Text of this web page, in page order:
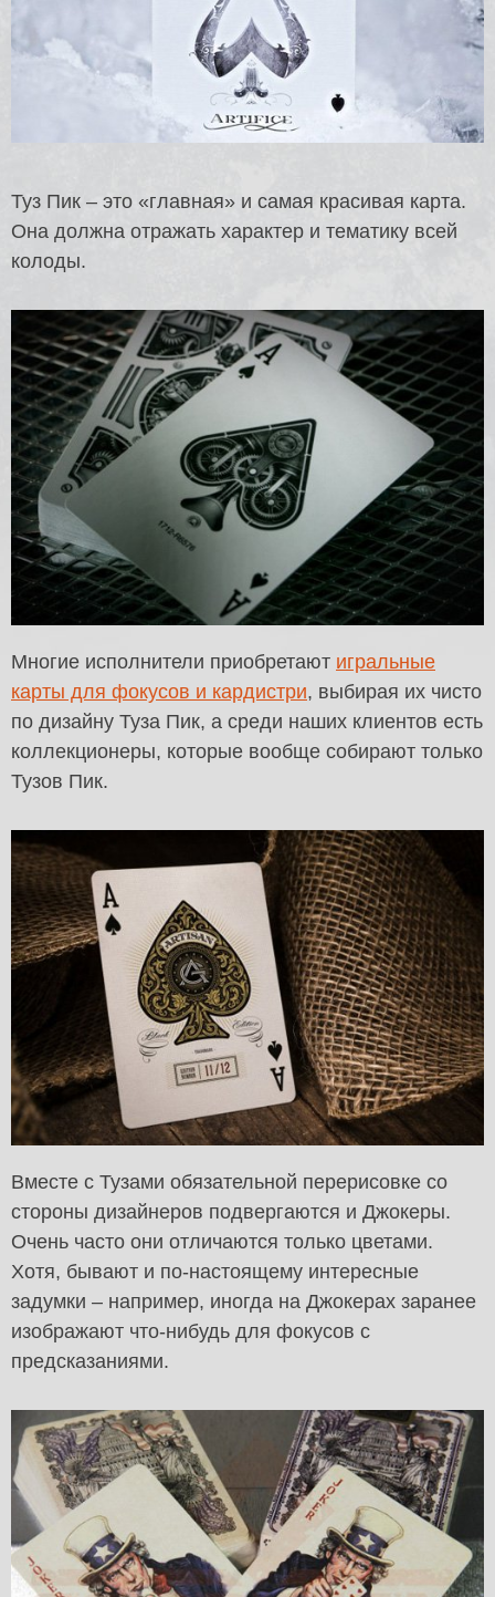
Туз Пик – это «главная» и самая красивая карта.
Она должна отражать характер и тематику всей
колоды.
Многие исполнители приобретают игральные
карты для фокусов и кардистри, выбирая их чисто
по дизайну Туза Пик, а среди наших клиентов есть
коллекционеры, которые вообще собирают только
Тузов Пик.
Вместе с Тузами обязательной перерисовке со
стороны дизайнеров подвергаются и Джокеры.
Очень часто они отличаются только цветами.
Хотя, бывают и по-настоящему интересные
задумки – например, иногда на Джокерах заранее
изображают что-нибудь для фокусов с
предсказаниями.